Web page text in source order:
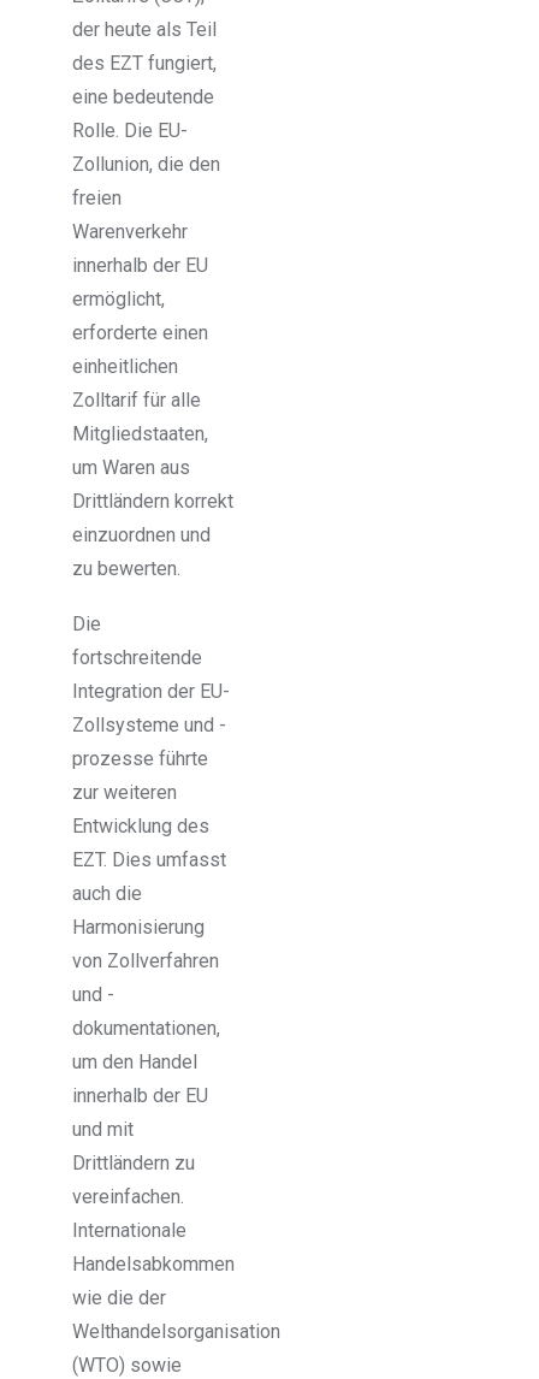
der heute als Teil
des EZT fungiert,
eine bedeutende
Rolle. Die EU-
Zollunion, die den
freien
Warenverkehr
innerhalb der EU
ermöglicht,
erforderte einen
einheitlichen
Zolltarif für alle
Mitgliedstaaten,
um Waren aus
Drittländern korrekt
einzuordnen und
zu bewerten.
Die
fortschreitende
Integration der EU-
Zollsysteme und -
prozesse führte
zur weiteren
Entwicklung des
EZT. Dies umfasst
auch die
Harmonisierung
von Zollverfahren
und -
dokumentationen,
um den Handel
innerhalb der EU
und mit
Drittländern zu
vereinfachen.
Internationale
Handelsabkommen
wie die der
Welthandelsorganisation
(WTO) sowie